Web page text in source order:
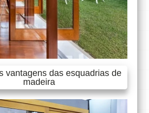
vantagens das esquadrias de
madeira